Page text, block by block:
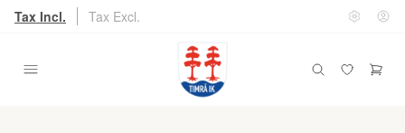
Tax Incl. Tax Excl.